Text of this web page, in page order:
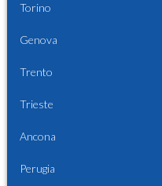
Torino
Genova
Trento
Trieste
Ancona
Perugia